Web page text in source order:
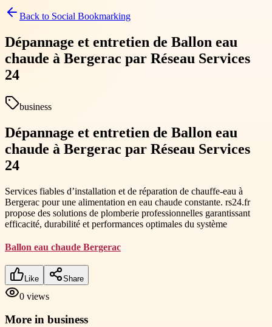
Back to Social Bookmarking
Dépannage et entretien de Ballon eau
chaude à Bergerac par Réseau Services
24
business
Dépannage et entretien de Ballon eau
chaude à Bergerac par Réseau Services
24
Services fiables d’installation et de réparation de chauffe-eau à
Bergerac pour une alimentation en eau chaude constante. rs24.fr
propose des solutions de plomberie professionnelles garantissant
efficacité, durabilité et performances optimales du système
Ballon eau chaude Bergerac
Like Share
0 views
More in business